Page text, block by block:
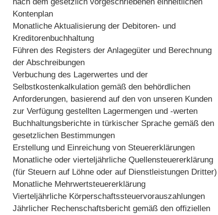
Kontenplan
Monatliche Aktualisierung der Debitoren- und
Kreditorenbuchhaltung
Führen des Registers der Anlagegüter und Berechnung
der Abschreibungen
Verbuchung des Lagerwertes und der
Selbstkostenkalkulation gemäß den behördlichen
Anforderungen, basierend auf den von unseren Kunden
zur Verfügung gestellten Lagermengen und -werten
Buchhaltungsberichte in türkischer Sprache gemäß den
gesetzlichen Bestimmungen
Erstellung und Einreichung von Steuererklärungen
Monatliche oder vierteljährliche Quellensteuererklärung
(für Steuern auf Löhne oder auf Dienstleistungen Dritter)
Monatliche Mehrwertsteuererklärung
Vierteljährliche Körperschaftssteuervorauszahlungen
Jährlicher Rechenschaftsbericht gemäß den offiziellen